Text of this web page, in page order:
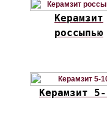
Керамзит
россыпью
Керамзит